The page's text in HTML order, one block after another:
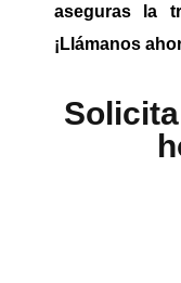
aseguras la
¡Llámanos